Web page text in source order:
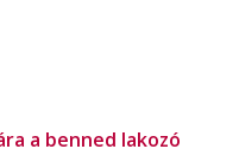
a benned lakozó